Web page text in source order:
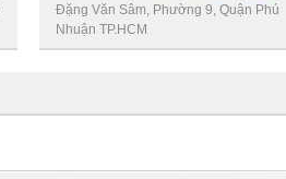
Đặng Văn Sâm, Phường 9, Quận Phú
Nhuận TP.HCM